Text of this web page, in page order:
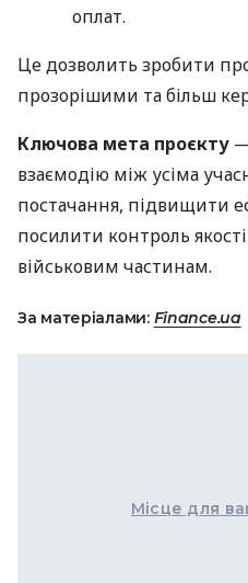
оплат.
Це дозволить зробити
прозорішими та більш
Ключова мета проєкту
взаємодію між усіма
постачання, підвищити
посилити контроль
військовим частинам.
За матеріалами: Finance.ua
Місце для